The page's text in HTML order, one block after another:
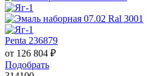
Penta 236879
от 126 804 ₽
Подобрать